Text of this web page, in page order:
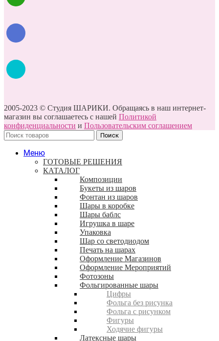
2005-2023 © Студия ШАРИКИ. Обращаясь в наш интернет-
магазин вы соглашаетесь с нашей Политикой
конфиденциальности и Пользовательским соглашением
Поиск
Меню
ГОТОВЫЕ РЕШЕНИЯ
КАТАЛОГ
Композиции
Букеты из шаров
Фонтан из шаров
Шары в коробке
Шары баблс
Игрушка в шаре
Упаковка
Шар со светодиодом
Печать на шарах
Оформление Магазинов
Оформление Мероприятий
Фотозоны
Фольгированные шары
Цифры
Фольга без рисунка
Фольга с рисунком
Фигуры
Ходячие фигуры
Латексные шары